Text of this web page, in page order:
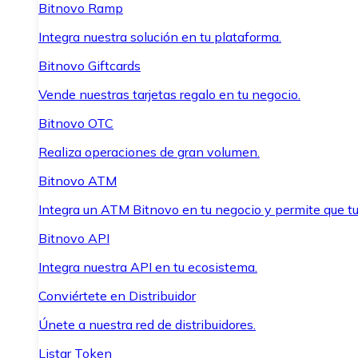
Bitnovo Ramp
Integra nuestra solución en tu plataforma.
Bitnovo Giftcards
Vende nuestras tarjetas regalo en tu negocio.
Bitnovo OTC
Realiza operaciones de gran volumen.
Bitnovo ATM
Integra un ATM Bitnovo en tu negocio y permite que
Bitnovo API
Integra nuestra API en tu ecosistema.
Conviértete en Distribuidor
Únete a nuestra red de distribuidores.
Listar Token